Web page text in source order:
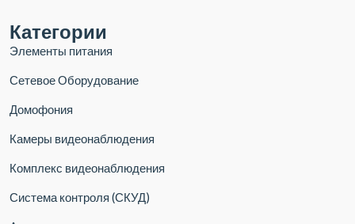
Категории
Элементы питания
Сетевое Оборудование
Домофония
Камеры видеонаблюдения
Комплекс видеонаблюдения
Система контроля (СКУД)